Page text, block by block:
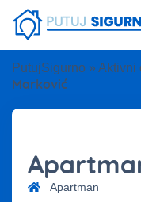
PutujSigurno » Aktivni
Marković
Apartman